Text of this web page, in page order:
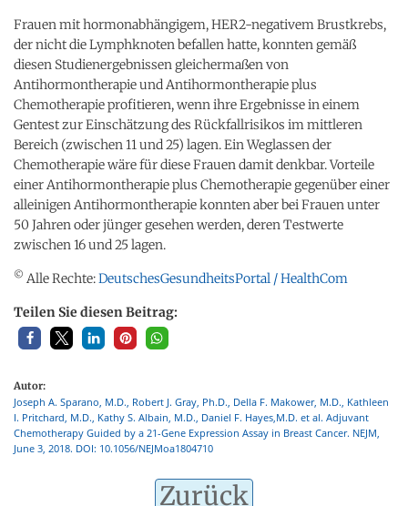
Frauen mit hormonabhängigem, HER2-negativem Brustkrebs,
der nicht die Lymphknoten befallen hatte, konnten gemäß
diesen Studienergebnissen gleichermaßen von
Antihormontherapie und Antihormontherapie plus
Chemotherapie profitieren, wenn ihre Ergebnisse in einem
Gentest zur Einschätzung des Rückfallrisikos im mittleren
Bereich (zwischen 11 und 25) lagen. Ein Weglassen der
Chemotherapie wäre für diese Frauen damit denkbar. Vorteile
einer Antihormontherapie plus Chemotherapie gegenüber einer
alleinigen Antihormontherapie konnten aber bei Frauen unter
50 Jahren oder jünger gesehen werden, deren Testwerte
zwischen 16 und 25 lagen.
© Alle Rechte:DeutschesGesundheitsPortal / HealthCom
Teilen Sie diesen Beitrag:
Autor:
Joseph A. Sparano, M.D., Robert J. Gray, Ph.D., Della F. Makower, M.D., Kathleen
I. Pritchard, M.D., Kathy S. Albain, M.D., Daniel F. Hayes,M.D. et al. Adjuvant
Chemotherapy Guided by a 21-Gene Expression Assay in Breast Cancer. NEJM,
June 3, 2018. DOI: 10.1056/NEJMoa1804710
Zurück